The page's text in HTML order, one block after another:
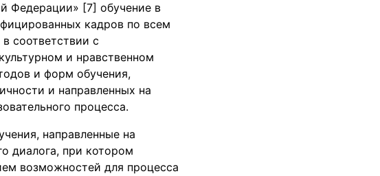
Федерации» [7] обучение в
кадров по всем
соответствии с
и нравственном
и форм обучения,
и направленных на
процесса.
направленные на
диалога, при котором
возможностей для процесса